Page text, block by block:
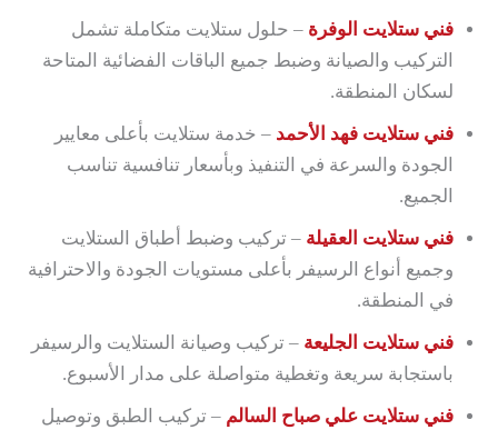
فني ستلايت الوفرة – حلول ستلايت متكاملة تشمل
التركيب والصيانة وضبط جميع الباقات الفضائية المتاحة
لسكان المنطقة.
فني ستلايت فهد الأحمد – خدمة ستلايت بأعلى معايير
الجودة والسرعة في التنفيذ وبأسعار تنافسية تناسب
الجميع.
فني ستلايت العقيلة – تركيب وضبط أطباق الستلايت
وجميع أنواع الرسيفر بأعلى مستويات الجودة والاحترافية
في المنطقة.
فني ستلايت الجليعة – تركيب وصيانة الستلايت والرسيفر
باستجابة سريعة وتغطية متواصلة على مدار الأسبوع.
فني ستلايت علي صباح السالم – تركيب الطبق وتوصيل